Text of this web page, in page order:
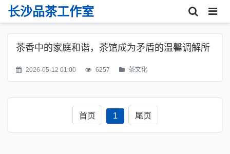
长沙品茶工作室
茶香中的家庭和谐，茶馆成为矛盾的温馨调解所
2026-05-12 01:00 6257 茶文化
首页 1 尾页